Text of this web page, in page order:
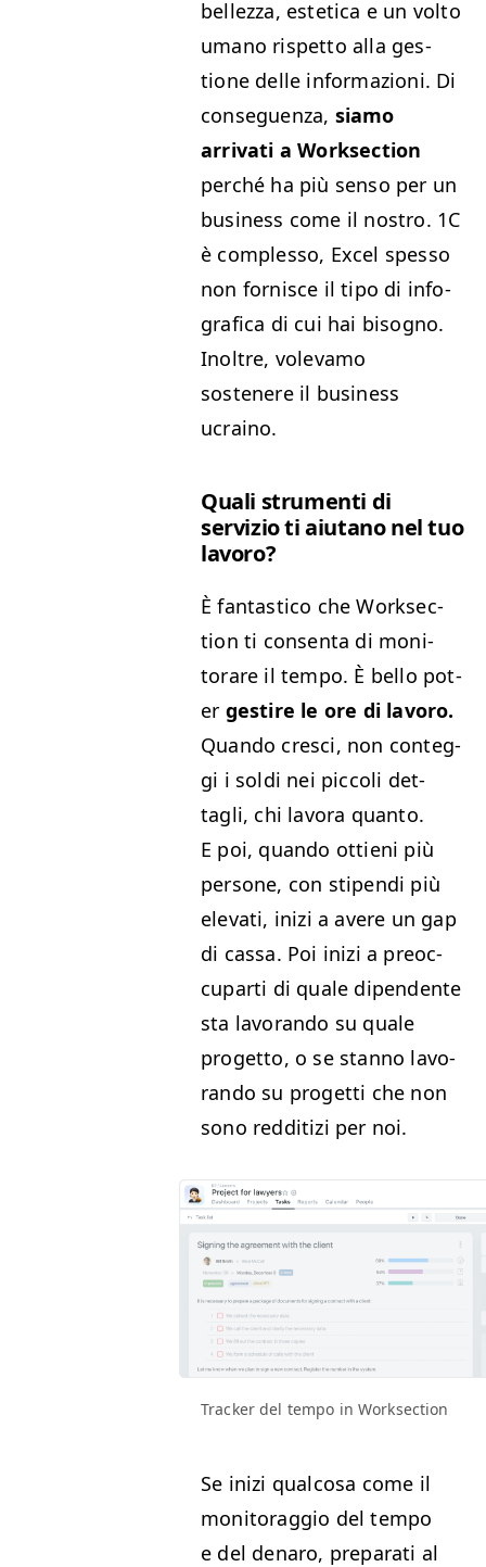
bellez­za, estet­i­ca e un volto
umano rispet­to alla ges­
tione delle infor­mazioni. Di
con­seguen­za, siamo
arrivati a Work­sec­tion
per­ché ha più sen­so per un
busi­ness come il nos­tro. 1C
è com­p­lesso, Excel spes­so
non for­nisce il tipo di info­
grafi­ca di cui hai bisog­no.
Inoltre, vol­e­va­mo
sostenere il busi­ness
ucraino.
Quali stru­men­ti di
servizio ti aiu­tano nel tuo
lavoro?
È fan­tas­ti­co che Work­sec­
tion ti con­sen­ta di mon­i­
torare il tem­po. È bel­lo pot­
er gestire le ore di lavoro.
Quan­do cresci, non con­teg­
gi i sol­di nei pic­coli det­
tagli, chi lavo­ra quan­to.
E poi, quan­do ottieni più
per­sone, con stipen­di più
ele­vati, inizi a avere un gap
di cas­sa. Poi inizi a pre­oc­
cu­par­ti di quale dipen­dente
sta lavo­ran­do su quale
prog­et­to, o se stan­no lavo­
ran­do su prog­et­ti che non
sono red­di­tizi per noi.
Track­er del tem­po in Worksection
Se inizi qual­cosa come il
mon­i­tor­ag­gio del tem­po
e del denaro, preparati al